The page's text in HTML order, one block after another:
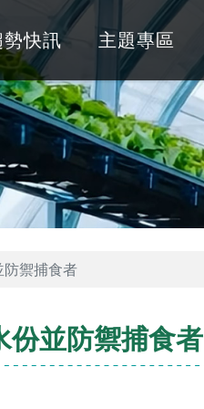
勢快訊 主題專區
禦捕食者
份並防禦捕食者